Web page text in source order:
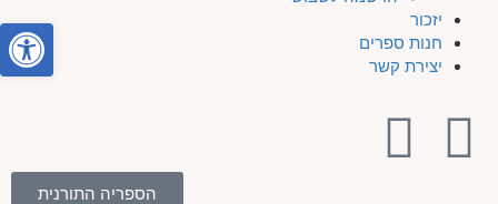
יזכור
חנות ספרים
יצירת קשר
הספריה התורנית
פתח